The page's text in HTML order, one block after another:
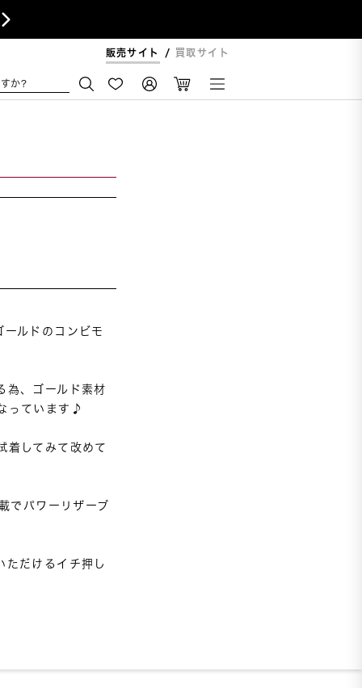

販売サイト 買取サイト
か?
ールドのコンビモ
為、ゴールド素材
っています♪
着してみて改めて
でパワーリザーブ
ただけるイチ押し